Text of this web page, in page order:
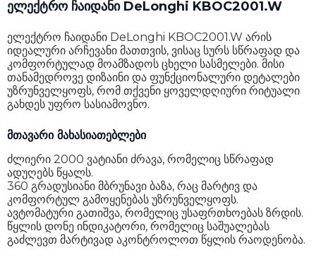
ელექტრო ჩაიდანი DeLonghi KBOC2001.W
ელექტრო ჩაიდანი DeLonghi KBOC2001.W არის
იდეალური არჩევანი მათთვის, ვისაც სურს სწრაფად და
კომფორტულად მოამზადოს ცხელი სასმელები. მისი
თანამედროვე დიზაინი და ფუნქციონალური დეტალები
უზრუნველყოფს, რომ თქვენი ყოველდღიური რიტუალი
გახდეს უფრო სასიამოვნო.
მთავარი მახასიათებლები
ძლიერი 2000 ვატიანი ძრავა, რომელიც სწრაფად
ადუღებს წყალს.
360 გრადუსიანი მბრუნავი ბაზა, რაც მარტივ და
კომფორტულ გამოყენებას უზრუნველყოფს.
ავტომატური გათიშვა, რომელიც უსაფრთხოებას ზრდის.
წყლის დონე ინდიკატორი, რომელიც საშუალებას
გაძლევთ მარტივად აკონტროლოთ წყლის რაოდენობა.